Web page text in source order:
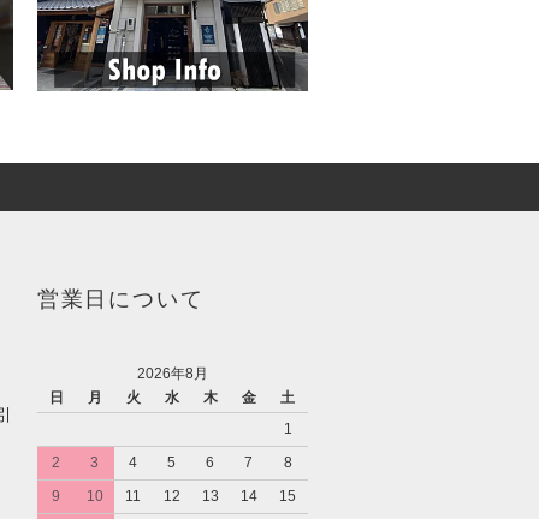
営業日について
2026年8月
日
月 火 水 木 金
土
1
2
3 4 5 6 7
8
9
10 11 12 13 14 15